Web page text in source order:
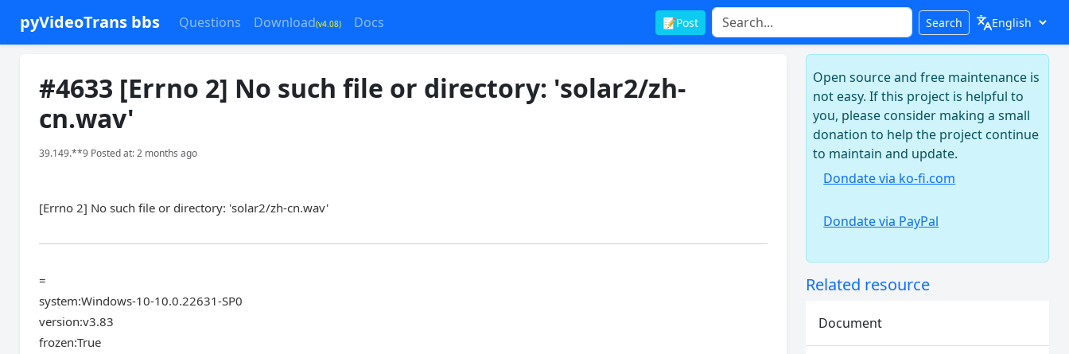
pyVideoTrans bbs Questions Download(v4.08) Docs 📝Post Search
#4633 [Errno 2] No such file or directory: 'solar2/zh-
cn.wav'
39.149.**9 Posted at: 2 months ago
[Errno 2] No such file or directory: 'solar2/zh-cn.wav'
=
system:Windows-10-10.0.22631-SP0
version:v3.83
frozen:True
Open source and free maintenance is
not easy. If this project is helpful to
you, please consider making a small
donation to help the project continue
to maintain and update.
Dondate via ko-fi.com
Dondate via PayPal
Related resource
Document